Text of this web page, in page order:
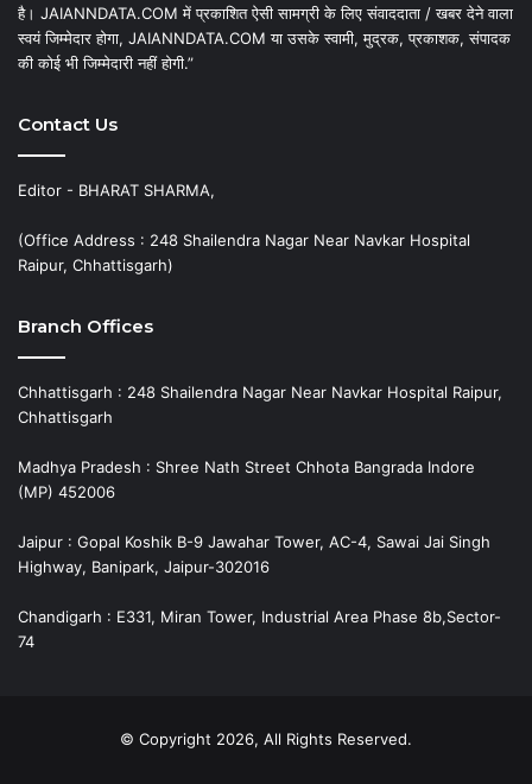
है। JAIANNDATA.COM में प्रकाशित ऐसी सामग्री के लिए संवाददाता / खबर देने वाला
स्वयं जिम्मेदार होगा, JAIANNDATA.COM या उसके स्वामी, मुद्रक, प्रकाशक, संपादक
की कोई भी जिम्मेदारी नहीं होगी.”
Contact Us
Editor - BHARAT SHARMA,
(Office Address : 248 Shailendra Nagar Near Navkar Hospital
Raipur, Chhattisgarh)
Branch Offices
Chhattisgarh : 248 Shailendra Nagar Near Navkar Hospital Raipur,
Chhattisgarh
Madhya Pradesh : Shree Nath Street Chhota Bangrada Indore
(MP) 452006
Jaipur : Gopal Koshik B-9 Jawahar Tower, AC-4, Sawai Jai Singh
Highway, Banipark, Jaipur-302016
Chandigarh : E331, Miran Tower, Industrial Area Phase 8b,Sector-
74
© Copyright 2026, All Rights Reserved.